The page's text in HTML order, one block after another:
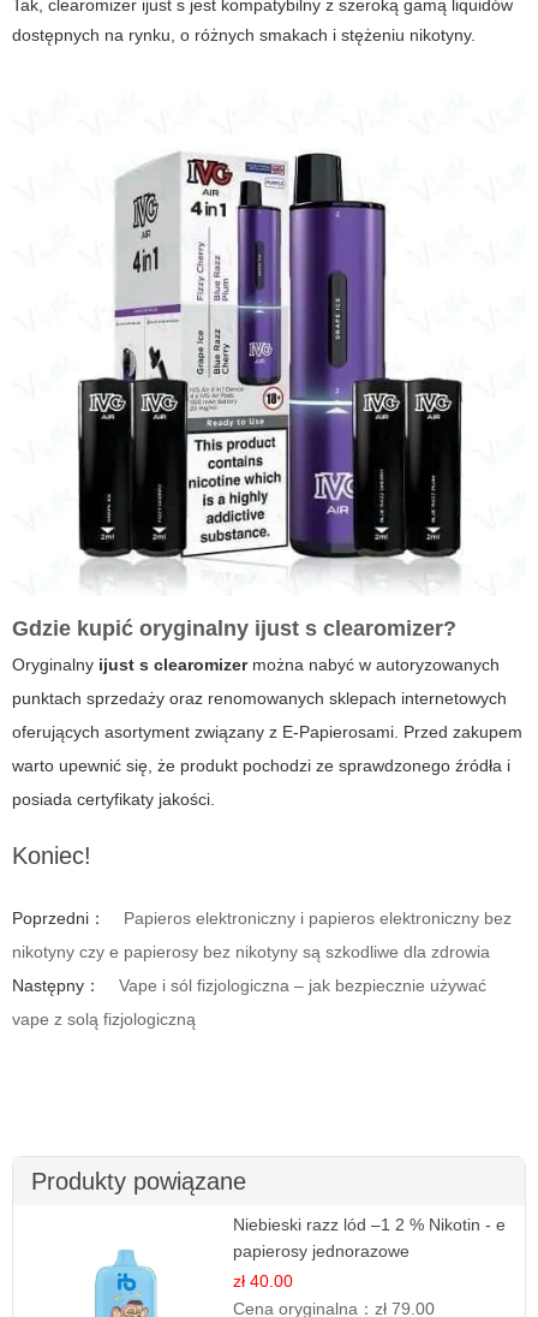
Tak, clearomizer ijust s jest kompatybilny z szeroką gamą liquidów
dostępnych na rynku, o różnych smakach i stężeniu nikotyny.
Gdzie kupić oryginalny ijust s clearomizer?
Oryginalny ijust s clearomizermożna nabyć w autoryzowanych
punktach sprzedaży oraz renomowanych sklepach internetowych
oferujących asortyment związany z E-Papierosami. Przed zakupem
warto upewnić się, że produkt pochodzi ze sprawdzonego źródła i
posiada certyfikaty jakości.
Koniec!
Poprzedni：
Papieros elektroniczny i papieros elektroniczny bez
nikotyny czy e papierosy bez nikotyny są szkodliwe dla zdrowia
Następny：
Vape i sól fizjologiczna – jak bezpiecznie używać
vape z solą fizjologiczną
Produkty powiązane
Niebieski razz lód –1 2 % Nikotin - e
papierosy jednorazowe
zł 40.00
Cena oryginalna：zł 79.00